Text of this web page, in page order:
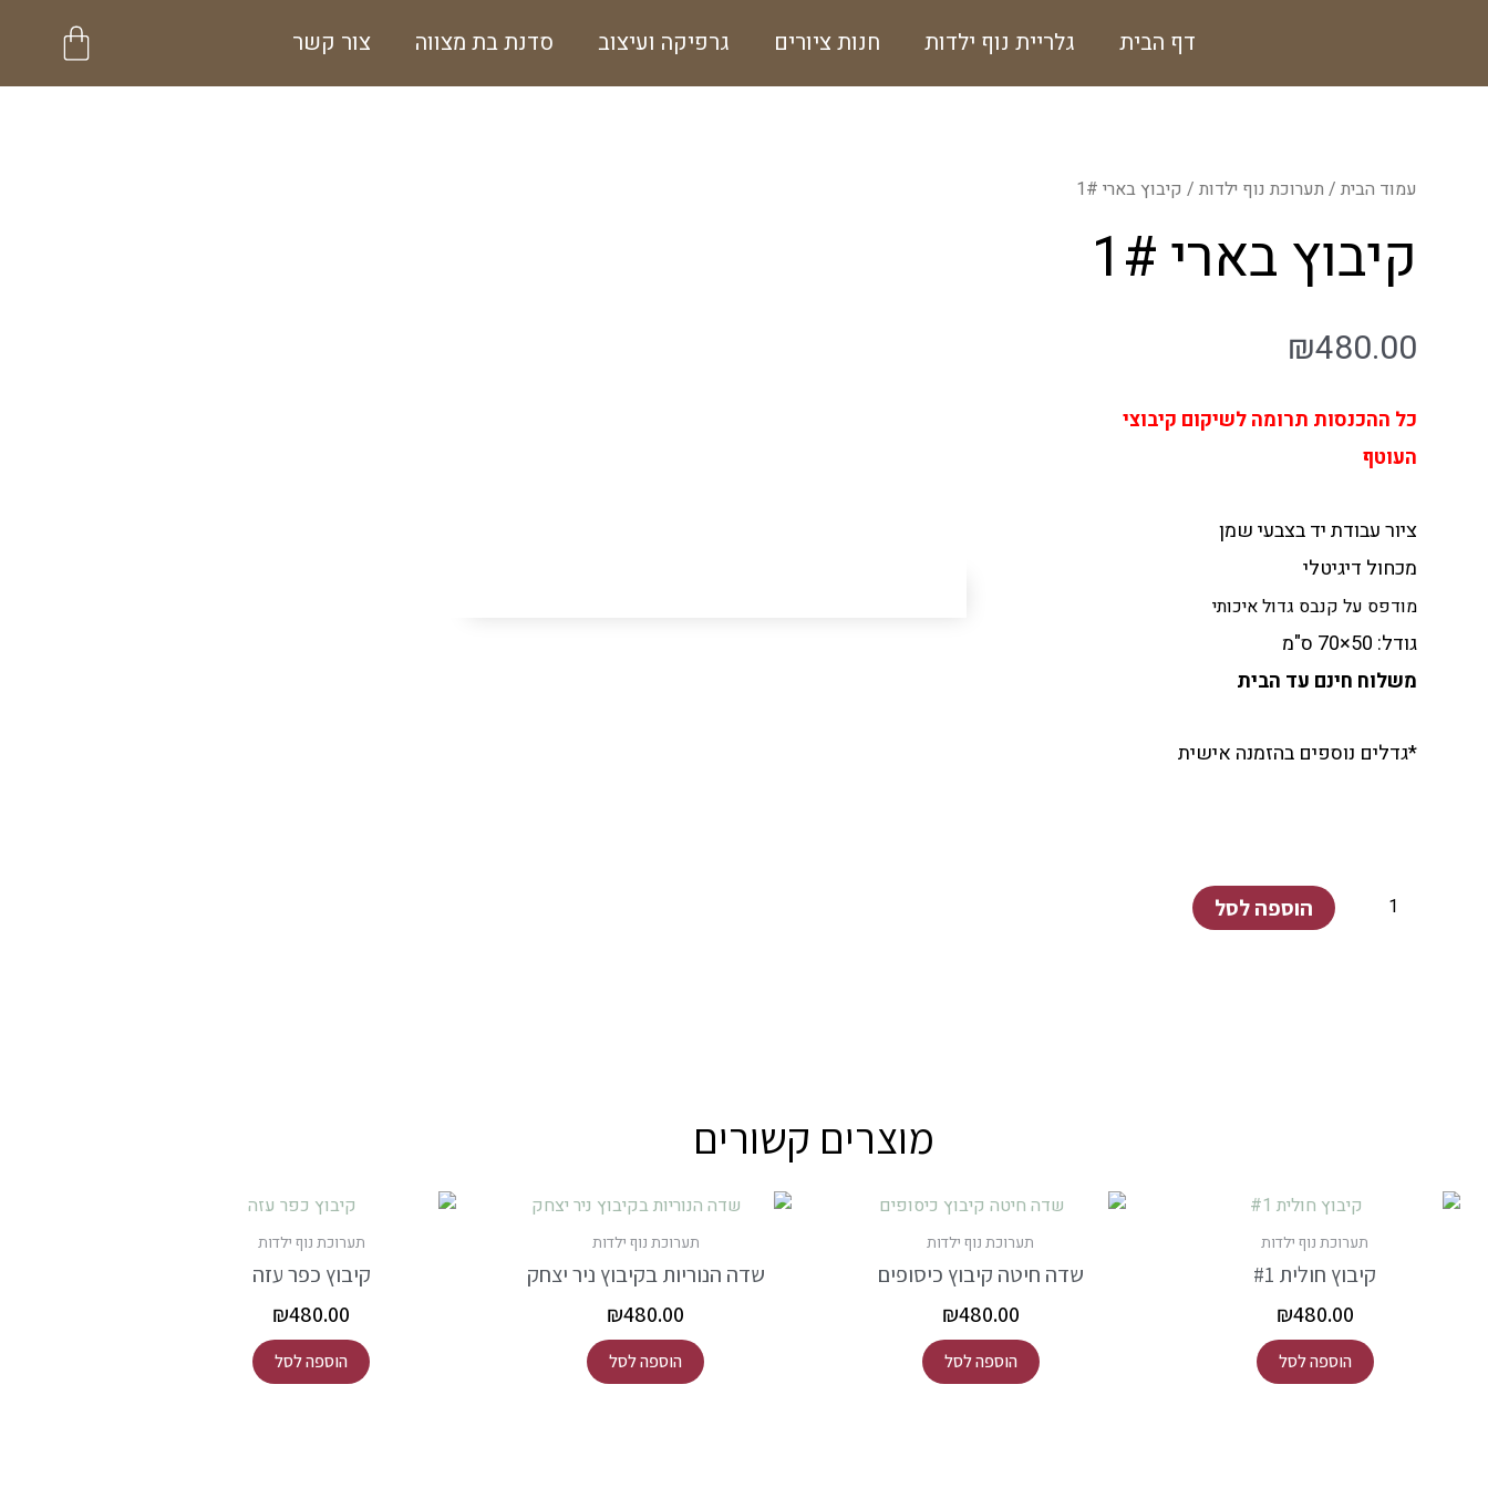
דף הבית גלריית נוף ילדות חנות ציורים גרפיקה ועיצוב סדנת בת מצווה צור קשר עגלת
קניות
עמוד הבית / תערוכת נוף ילדות / קיבוץ בארי 1#
קיבוץ בארי 1#
₪480.00
כל ההכנסות תרומה לשיקום קיבוצי
העוטף
ציור עבודת יד בצבעי שמן
מכחול דיגיטלי
מודפס על קנבס גדול איכותי
גודל: 50×70 ס"מ
משלוח חינם עד הבית
*גדלים נוספים בהזמנה אישית
קיבוץ
הוספה לסל
מוצרים קשורים
תערוכת נוף ילדות
קיבוץ חולית #1
₪480.00
הוספה לסל
תערוכת נוף ילדות
שדה חיטה קיבוץ כיסופים
₪480.00
הוספה לסל
תערוכת נוף ילדות
שדה הנוריות בקיבוץ ניר יצחק
₪480.00
הוספה לסל
תערוכת נוף ילדות
קיבוץ כפר עזה
₪480.00
הוספה לסל